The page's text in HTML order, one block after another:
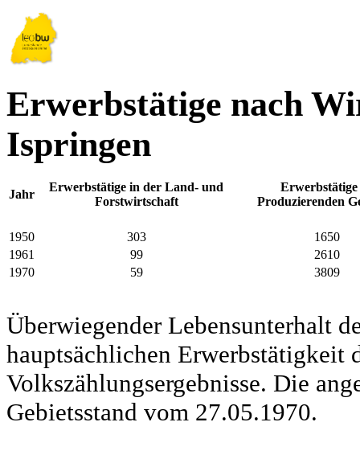
Erwerbstätige nach
Ispringen
Jahr
Erwerbstätige in der Land- und
Forstwirtschaft
Erwerbstätige
Produzierenden
1950 303
1650
1961
99
2610
1970
59 3809
Überwiegender Lebensunterhalt
hauptsächlichen Erwerbstätigkeit
Volkszählungsergebnisse. Die
Gebietsstand vom 27.05.1970.